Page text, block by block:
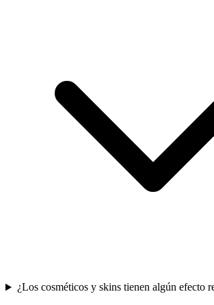
¿Los cosméticos y skins tienen algún efecto